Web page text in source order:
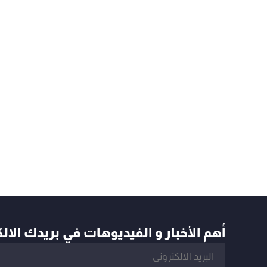
أهم الأخبار و الفيديوهات في بريدك